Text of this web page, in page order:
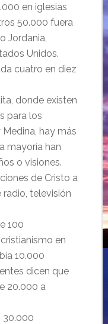
en iglesias
50.000 fuera
Jordania,
Unidos.
cuatro en diez
donde existen
para los
hay más
mayoría han
o visiones.
de Cristo a
televisión
100
en
10.000
dicen que
20.000 a
30.000